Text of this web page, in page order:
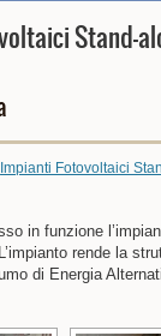
Stand-
Impianti Fotovoltaici
in funzione
rende la
di Energia